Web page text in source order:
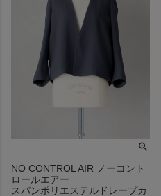
NO CONTROL AIR ノーコント
ロールエアー
スパンポリエステルドレープカ